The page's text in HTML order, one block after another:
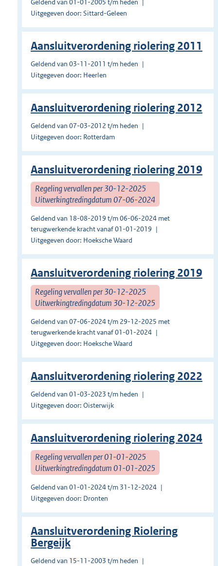
Geldend van 01-01-2005 t/m heden
Uitgegeven door: Sittard-Geleen
Aansluitverordening riolering 2011
Geldend van 03-11-2011 t/m heden
Uitgegeven door: Heerlen
Aansluitverordening riolering 2012
Geldend van 07-03-2012 t/m heden
Uitgegeven door: Rotterdam
Aansluitverordening riolering 2019
Regeling vervallen per 30-12-2025
Uitwerkingtredingdatum 07-06-2024
Geldend van 18-08-2019 t/m 06-06-2024 met
terugwerkende kracht vanaf 01-01-2019
Uitgegeven door: Hoeksche Waard
Aansluitverordening riolering 2019
Regeling vervallen per 30-12-2025
Uitwerkingtredingdatum 30-12-2025
Geldend van 07-06-2024 t/m 29-12-2025 met
terugwerkende kracht vanaf 01-01-2024
Uitgegeven door: Hoeksche Waard
Aansluitverordening riolering 2022
Geldend van 01-03-2023 t/m heden
Uitgegeven door: Oisterwijk
Aansluitverordening riolering 2024
Regeling vervallen per 01-01-2025
Uitwerkingtredingdatum 01-01-2025
Geldend van 01-01-2024 t/m 31-12-2024
Uitgegeven door: Dronten
Aansluitverordening Riolering
Bergeijk
Geldend van 15-11-2003 t/m heden